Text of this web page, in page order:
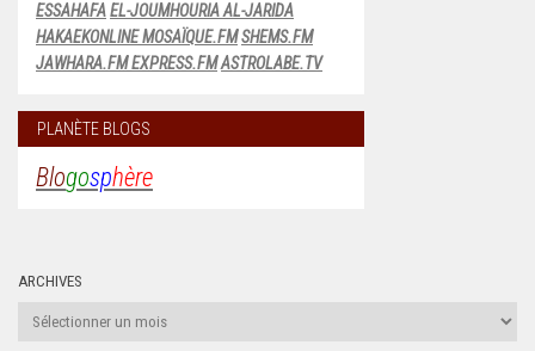
ESSAHAFAEL-JOUMHOURIAAL-JARIDA
HAKAEKONLINEMOSAÏQUE.FMSHEMS.FM
JAWHARA.FMEXPRESS.FMASTROLABE.TV
PLANÈTE BLOGS
Blogosphère
ARCHIVES
Archives